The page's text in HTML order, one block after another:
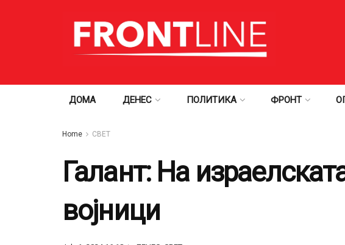
ДОМА ДЕНЕС ПОЛИТИКА ФРОНТ
Home СВЕТ
Галант: На
војници